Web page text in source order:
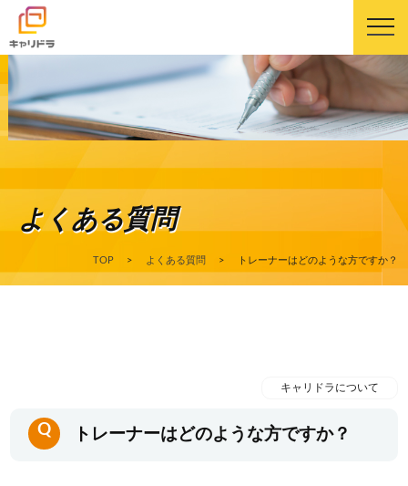
よくある質問
TOP > よくある質問 > トレーナーはどのような方ですか？
キャリドラについて
Q トレーナーはどのような方ですか？
キャリドラについて
キャリドラの強み
コース・カリキュラム
受講生の声
お客様相談窓口